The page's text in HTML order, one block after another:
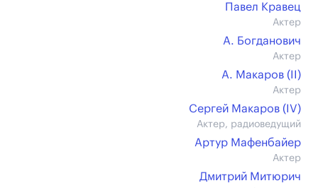
Павел Кравец
Актер
А. Богданович
Актер
А. Макаров (II)
Актер
Сергей Макаров (IV)
Актер, радиоведущий
Артур Мафенбайер
Актер
Дмитрий Митюрич